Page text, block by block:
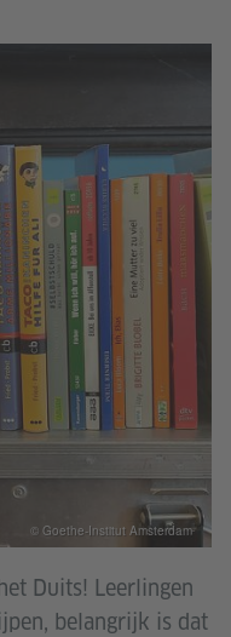
© Goethe-Institut Amsterdam
Duits! Leerlingen
belangrijk is dat